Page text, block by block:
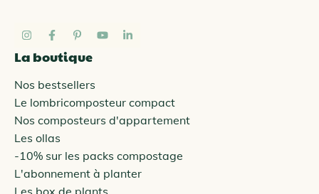
La boutique
Nos bestsellers
Le lombricomposteur compact
Nos composteurs d'appartement
Les ollas
-10% sur les packs compostage
L'abonnement à planter